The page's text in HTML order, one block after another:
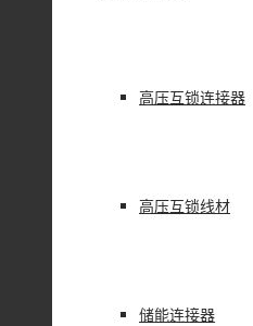
高压互锁连接器
高压互锁线材
储能连接器